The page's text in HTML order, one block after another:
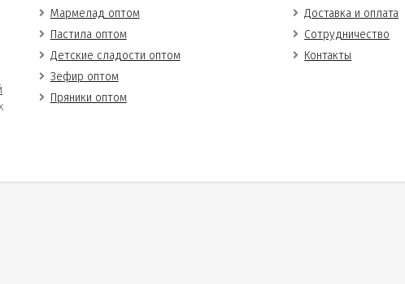
Мармелад оптом
Пастила оптом
Детские сладости оптом
Зефир оптом
Пряники оптом
Доставка и оплата
Сотрудничество
Контакты